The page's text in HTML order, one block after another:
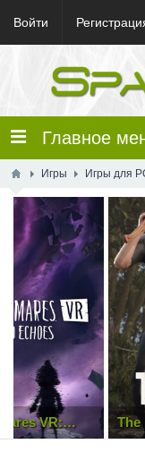
Войти
Главное
Игры Игры для
VR:
The